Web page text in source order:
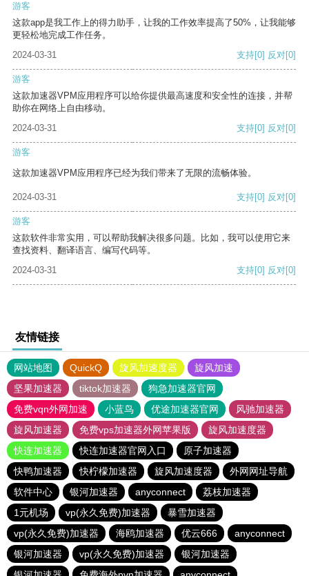
游客
这款app是我工作上的得力助手，让我的工作效率提高了50%，让我能够
更轻松地完成工作任务。
2024-03-31
支持[0] 反对[0]
游客
这款加速器VPM应用程序可以给你提供最高速度和安全性的连接，并帮
助你在网络上自由移动。
2024-03-31
支持[0] 反对[0]
游客
这款加速器VPM应用程序已经为我们带来了无限的流畅体验。
2024-03-31 支持[0] 反对[0]
游客
这款软件非常实用，可以帮助我解决很多问题。比如，我可以使用它来
查找资料、翻译语言、编写代码等。
2024-03-31
支持[0] 反对[0]
友情链接
网站地图 QuickQ 旋风加速度器
旋风加速
坚果加速器
tiktok加速器
狗急加速器官网
免费vqn外网加速
小蓝鸟 优途加速器官网
风驰加速器
旋风加速器
免费vps加速器外网苹果版
旋风加速度器
快连加速器
快连加速器官网入口
原子加速器
快鸭加速器
快柠檬加速器 旋风加速度器
外网网址导航
软件中心
银河加速器 anyconnect
荔枝加速器
1元机场
vp(永久免费)加速器
暴雪加速器
vp(永久免费)加速器
海鸥加速器 优云666
anyconnect
银河加速器
vp(永久免费)加速器
银河加速器